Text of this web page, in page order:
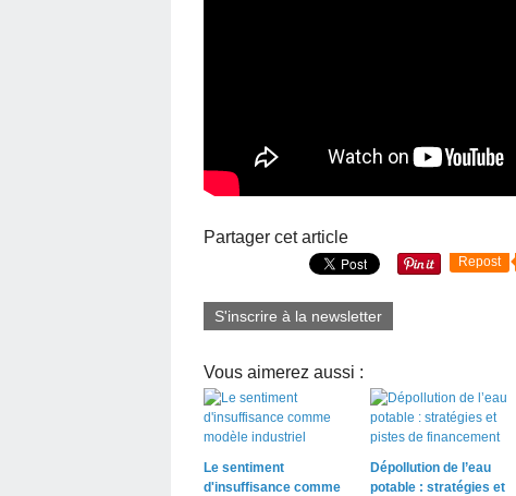
Partager cet article
Repost
S'inscrire à la newsletter
Vous aimerez aussi :
Le sentiment
d'insuffisance comme
Dépollution de l’eau
potable : stratégies et